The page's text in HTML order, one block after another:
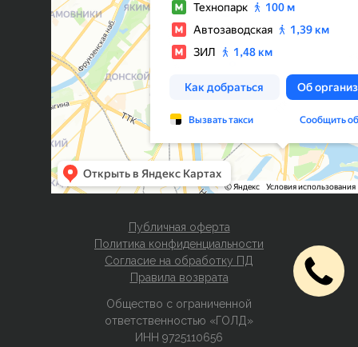
Общество с ограниченной
ответственностью «ГОЛД»
ИНН 9725110656
Публичная оферта
Политика конфиденциальности
Согласие на обработку ПД
Правила возврата